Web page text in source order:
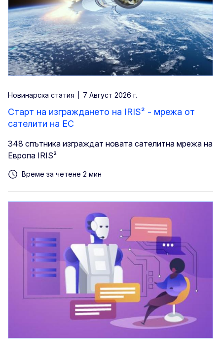
Новинарска статия 7 Aвгуст 2026 г.
Старт на изграждането на IRIS² - мрежа от
сателити на ЕС
348 спътника изграждат новата сателитна мрежа на
Европа IRIS²
Време за четене 2 мин